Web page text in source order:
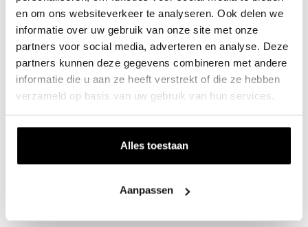
en om ons websiteverkeer te analyseren. Ook delen we
informatie over uw gebruik van onze site met onze
partners voor social media, adverteren en analyse. Deze
partners kunnen deze gegevens combineren met andere
informatie die u aan ze heeft verstrekt of die ze hebben
verzameld op basis van uw gebruik van hun services.
Alles toestaan
Aanpassen
Kontakt:
E-Mail:info@colorhanger.com
Vertreten durch:
Boudewijn Grinwis
Registriert in den Niederlanden:
Umsatzsteueridentifikationsnummer: NL863810081B01
Bankverbindung: